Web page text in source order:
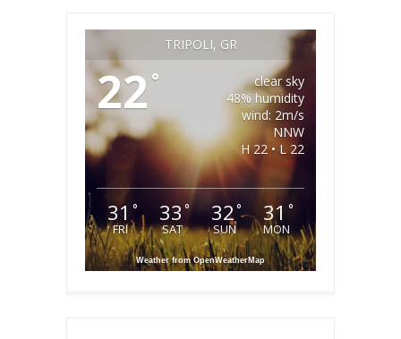
TRIPOLI, GR
22 °
clear sky
48% humidity
wind: 2m/s
NNW
H 22 • L 22
31 °
FRI
33°
SAT
32°
SUN
31 °
MON
Weather from OpenWeatherMap